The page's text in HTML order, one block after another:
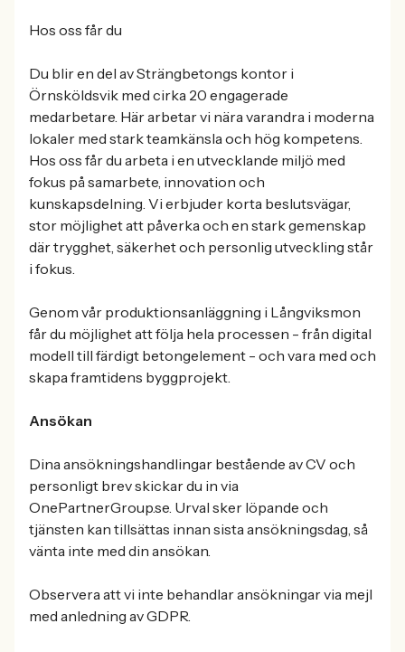
Hos oss får du
Du blir en del av Strängbetongs kontor i
Örnsköldsvik med cirka 20 engagerade
medarbetare. Här arbetar vi nära varandra i moderna
lokaler med stark teamkänsla och hög kompetens.
Hos oss får du arbeta i en utvecklande miljö med
fokus på samarbete, innovation och
kunskapsdelning. Vi erbjuder korta beslutsvägar,
stor möjlighet att påverka och en stark gemenskap
där trygghet, säkerhet och personlig utveckling står
i fokus.
Genom vår produktionsanläggning i Långviksmon
får du möjlighet att följa hela processen - från digital
modell till färdigt betongelement - och vara med och
skapa framtidens byggprojekt.
Ansökan
Dina ansökningshandlingar bestående av CV och
personligt brev skickar du in via
OnePartnerGroup.se. Urval sker löpande och
tjänsten kan tillsättas innan sista ansökningsdag, så
vänta inte med din ansökan.
Observera att vi inte behandlar ansökningar via mejl
med anledning av GDPR.